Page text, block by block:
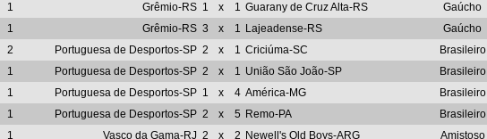
1 Grêmio-RS 1 x 1 Guarany de Cruz Alta-RS Gaúcho
1 Grêmio-RS 3 x 1 Lajeadense-RS Gaúcho
2 Portuguesa de Desportos-SP 2 x 1 Criciúma-SC Brasileiro
1 Portuguesa de Desportos-SP 2 x 1 União São João-SP Brasileiro
1 Portuguesa de Desportos-SP 1 x 4 América-MG Brasileiro
1 Portuguesa de Desportos-SP 2 x 5 Remo-PA Brasileiro
1 Vasco da Gama-RJ 2 x 2 Newell's Old Boys-ARG Amistoso